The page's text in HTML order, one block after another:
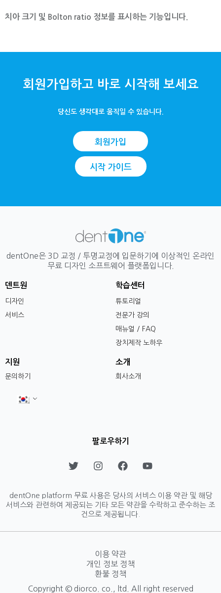
치아 크기 및 Bolton ratio 정보를 표시하는 기능입니다.
회원가입하고 바로 시작해 보세요
당신도 생각대로 움직일 수 있습니다.
회원가입
시작 가이드
dentOne은 3D 교정 / 투명교정에 입문하기에 이상적인 온라인
무료 디자인 소프트웨어 플랫폼입니다.
덴트원
디자인
서비스
학습센터
튜토리얼
전문가 강의
매뉴얼 / FAQ
장치제작 노하우
지원
문의하기
소개
회사소개
팔로우하기
T
w
t
t
e
I
n
t
a
g
a
F
a
e
b
o
o
k
Y
o
t
u
b
dentOne platform 무료 사용은 당사의 서비스 이용 약관 및 해당
서비스와 관련하여 제공되는 기타 모든 약관을 수락하고 준수하는 조
건으로 제공됩니다.
이용 약관
개인 정보 정책
환불 정책
Copyright © diorco. co., ltd. All right reserved